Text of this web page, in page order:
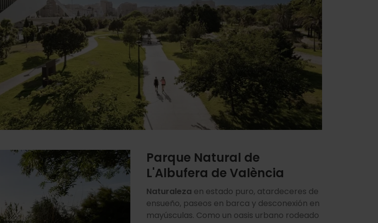
Parque Natural de
L'Albufera de València
Naturaleza en estado puro, atardeceres de
ensueño, paseos en barca y desconexión en
mayúsculas. Como un oasis urbano rodeado